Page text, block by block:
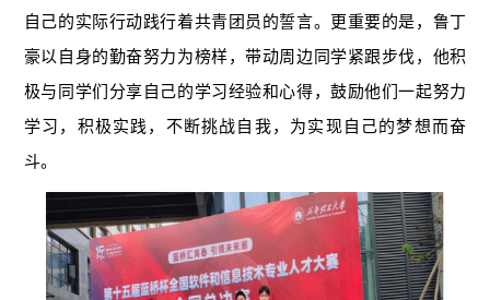
自己的实际行动践行着共青团员的誓言。更重要的是，鲁丁
豪以自身的勤奋努力为榜样，带动周边同学紧跟步伐，他积
极与同学们分享自己的学习经验和心得，鼓励他们一起努力
学习，积极实践，不断挑战自我，为实现自己的梦想而奋
斗。